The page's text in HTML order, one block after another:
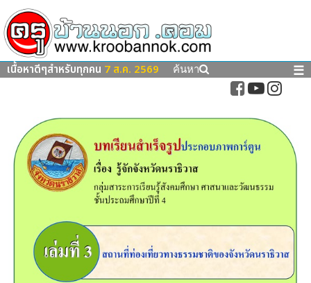
เนื้อหาดีๆสำหรับทุกคน 7 ส.ค. 2569 ค้นหา ☰